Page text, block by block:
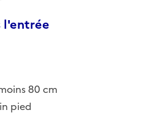
l'entrée
80 cm
pied